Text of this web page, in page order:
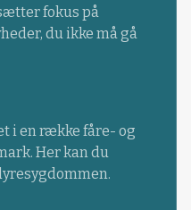
fokus på
du ikke må gå
i en række fåre- og
Her kan du